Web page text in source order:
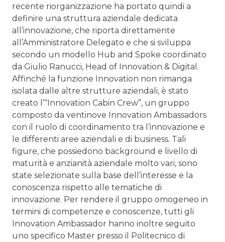
recente riorganizzazione ha portato quindi a
definire una struttura aziendale dedicata
all’innovazione, che riporta direttamente
all’Amministratore Delegato e che si sviluppa
secondo un modello Hub and Spoke coordinato
da Giulio Ranucci, Head of Innovation & Digital.
Affinché la funzione Innovation non rimanga
isolata dalle altre strutture aziendali, è stato
creato l’“Innovation Cabin Crew”, un gruppo
composto da ventinove Innovation Ambassadors
con il ruolo di coordinamento tra l’innovazione e
le differenti aree aziendali e di business. Tali
figure, che possiedono background e livello di
maturità e anzianità aziendale molto vari, sono
state selezionate sulla base dell’interesse e la
conoscenza rispetto alle tematiche di
innovazione. Per rendere il gruppo omogeneo in
termini di competenze e conoscenze, tutti gli
Innovation Ambassador hanno inoltre seguito
uno specifico Master presso il Politecnico di